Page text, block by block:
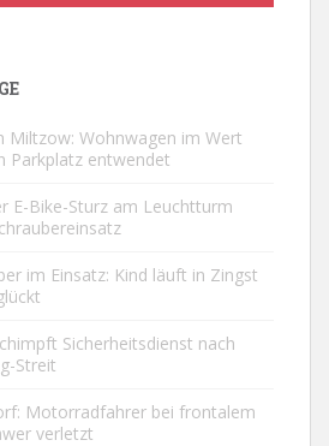
Miltzow: Wohnwagen im Wert
Parkplatz entwendet
E-Bike-Sturz am Leuchtturm
im Einsatz: Kind läuft in Zingst
Sicherheitsdienst nach
Streit
Motorradfahrer bei frontalem
verletzt